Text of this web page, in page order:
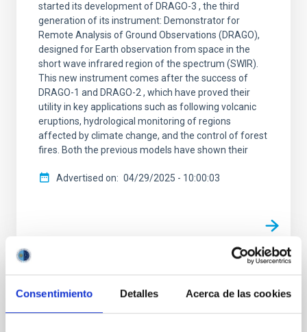
Consentimiento Detalles Acerca de las cookies
started its development of DRAGO-3 , the third
generation of its instrument: Demonstrator for
Remote Analysis of Ground Observations (DRAGO),
designed for Earth observation from space in the
short wave infrared region of the spectrum (SWIR).
This new instrument comes after the success of
DRAGO-1 and DRAGO-2 , which have proved their
utility in key applications such as following volcanic
eruptions, hydrological monitoring of regions
affected by climate change, and the control of forest
fires. Both the previous models have shown their
Advertised on 04/29/2025 - 10:00:03